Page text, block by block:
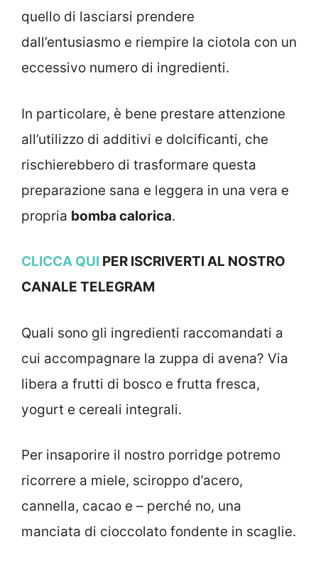
quello di lasciarsi prendere
dall’entusiasmo e riempire la ciotola con un
eccessivo numero di ingredienti.
In particolare, è bene prestare attenzione
all’utilizzo di additivi e dolcificanti, che
rischierebbero di trasformare questa
preparazione sana e leggera in una vera e
propria bomba calorica.
CLICCA QUI PER ISCRIVERTI AL NOSTRO
CANALE TELEGRAM
Quali sono gli ingredienti raccomandati a
cui accompagnare la zuppa di avena? Via
libera a frutti di bosco e frutta fresca,
yogurt e cereali integrali.
Per insaporire il nostro porridge potremo
ricorrere a miele, sciroppo d’acero,
cannella, cacao e – perché no, una
manciata di cioccolato fondente in scaglie.